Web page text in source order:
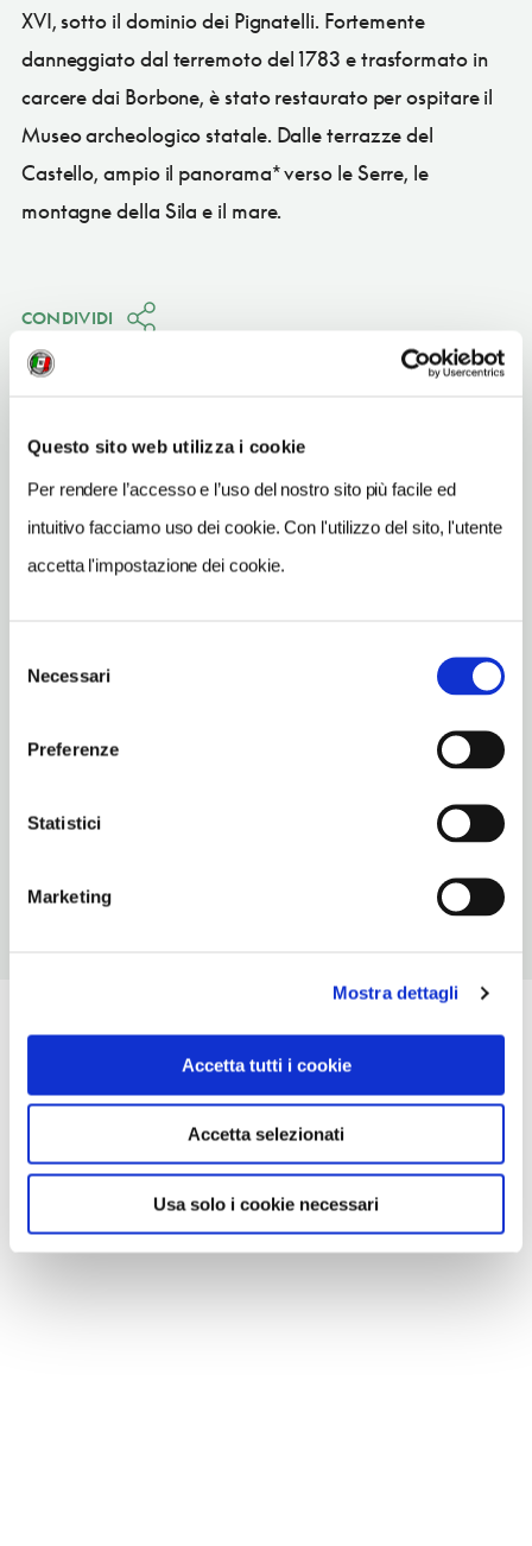
Questo sito web utilizza i cookie
Per rendere l’accesso e l’uso del nostro sito più facile ed
intuitivo facciamo uso dei cookie. Con l'utilizzo del sito, l'utente
accetta l'impostazione dei cookie.
delNecessari
Preferenze
Statistici
Marketing
Mostra dettagli
Accetta tutti i cookie
Accetta selezionati
Usa solo i cookie necessari
XVI, sotto il dominio dei Pignatelli. Fortemente
danneggiato dal terremoto del 1783 e trasformato in
carcere dai Borbone, è stato restaurato per ospitare il
Museo archeologico statale. Dalle terrazze del
Castello, ampio il panorama* verso le Serre, le
montagne della Sila e il mare.
CONDIVIDI
Vibo Valentia(VV)
Vedi su Google Maps
Calabria IT
CONDIZIONI DI VISITA